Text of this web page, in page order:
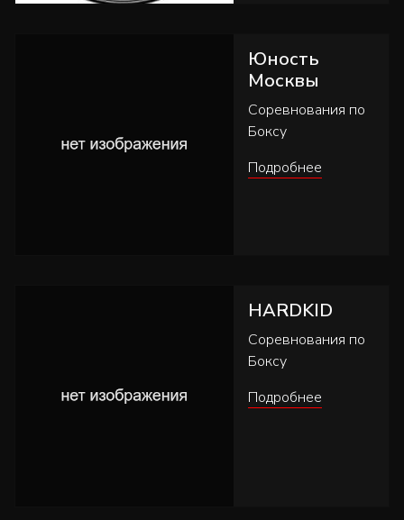
Юность
Москвы
Соревнования по
Боксу
Подробнее
HARDKID
Соревнования по
Боксу
Подробнее